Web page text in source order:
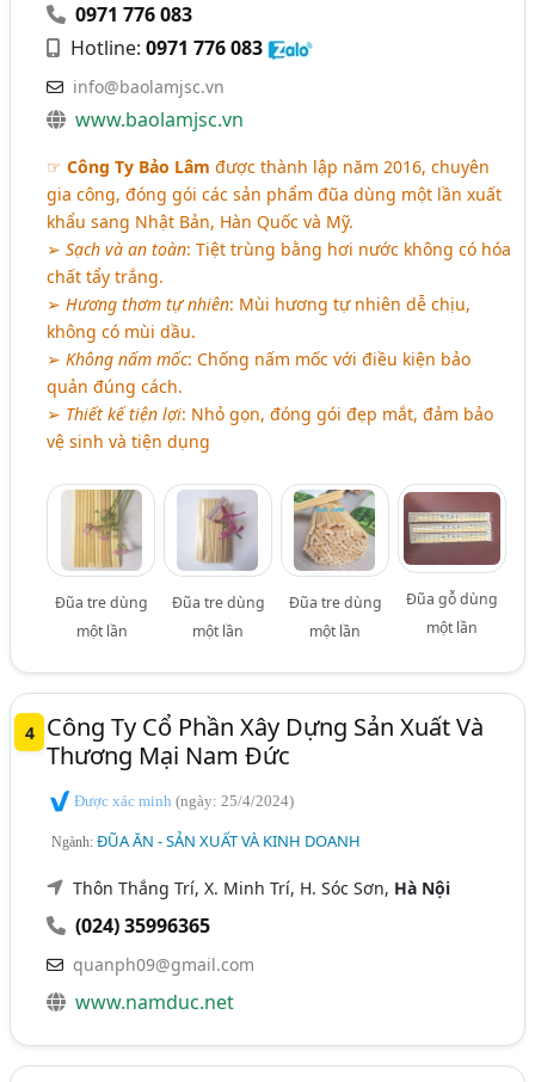
0971 776 083
Hotline:0971 776 083
info@baolamjsc.vn
www.baolamjsc.vn
☞Công Ty Bảo Lâm được thành lập năm 2016, chuyên
gia công, đóng gói các sản phẩm đũa dùng một lần xuất
khẩu sang Nhật Bản, Hàn Quốc và Mỹ.
➢Sạch và an toàn: Tiệt trùng bằng hơi nước không có hóa
chất tẩy trắng.
➢Hương thơm tự nhiên: Mùi hương tự nhiên dễ chịu,
không có mùi dầu.
➢Không nấm mốc: Chống nấm mốc với điều kiện bảo
quản đúng cách.
➢ Thiết kế tiện lợi: Nhỏ gọn, đóng gói đẹp mắt, đảm bảo
vệ sinh và tiện dụng
Đũa tre dùng
một lần
Đũa tre dùng
một lần
Đũa tre dùng
một lần
Đũa gỗ dùng
một lần
4
Công Ty Cổ Phần Xây Dựng Sản Xuất Và
Thương Mại Nam Đức
Được xác minh(ngày: 25/4/2024)
Ngành:ĐŨA ĂN - SẢN XUẤT VÀ KINH DOANH
Thôn Thắng Trí, X. Minh Trí, H. Sóc Sơn, Hà Nội
(024) 35996365
quanph09@gmail.com
www.namduc.net